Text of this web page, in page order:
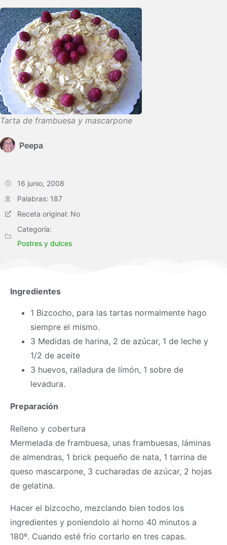
Tarta de frambuesa y mascarpone
Peepa
16 junio, 2008
Palabras: 187
Receta original: No
Categoría:
Postres y dulces
Ingredientes
1 Bizcocho, para las tartas normalmente hago
siempre el mismo.
3 Medidas de harina, 2 de azúcar, 1 de leche y
1/2 de aceite
3 huevos, ralladura de límón, 1 sobre de
levadura.
Preparación
Relleno y cobertura
Mermelada de frambuesa, unas frambuesas, láminas
de almendras, 1 brick pequeño de nata, 1 tarrina de
queso mascarpone, 3 cucharadas de azúcar, 2 hojas
de gelatina.
Hacer el bizcocho, mezclando bien todos los
ingredientes y poniendolo al horno 40 minutos a
180º. Cuando esté frio cortarlo en tres capas.